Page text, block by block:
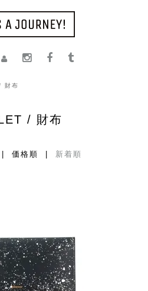
財布
/ 財布
価格順 | 新着順